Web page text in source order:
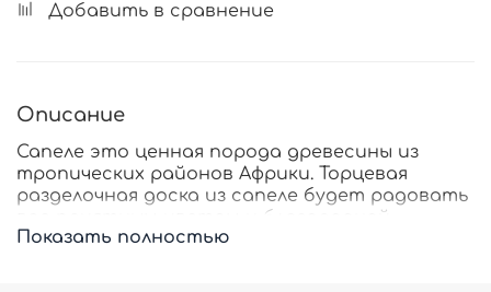
Добавить в сравнение
Описание
Сапеле это ценная порода древесины из
тропических районов Африки. Торцевая
разделочная доска из сапеле будет радовать
вас приятным цветом и благородной
текстурой дерева. А высокая прочность и
Показать полностью